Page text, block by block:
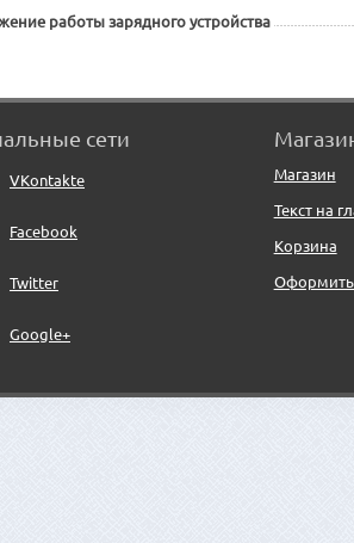
работы зарядного устройства
сети
VKontakte
Facebook
Twitter
Google+
Магазин
Текст на
Корзина
Оформить